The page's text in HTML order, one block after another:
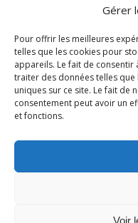
Gérer
Pour offrir les meilleures
telles que les cookies pour
appareils. Le fait de
traiter des données telles
uniques sur ce site. Le fait de
consentement peut avoir un
et fonctions.
Voir
INSTA :